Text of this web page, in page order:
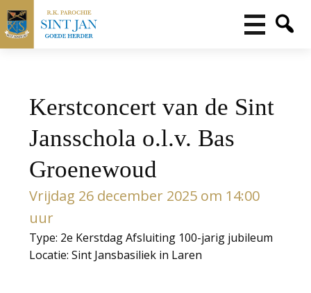
Kerstconcert van de Sint
Jansschola o.l.v. Bas
Groenewoud
Vrijdag 26 december 2025 om 14:00
uur
Type: 2e Kerstdag Afsluiting 100-jarig jubileum
Locatie: Sint Jansbasiliek in Laren